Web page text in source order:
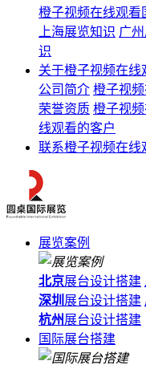
橙子视频在线观看
上海展览知识 广
识
关于橙子视频在线
公司简介 橙子视
荣誉资质 橙子视
线观看的客户
联系橙子视频在线
展览案例
北京展台设计搭建
深圳 展台设计搭建
杭州展台设计搭建
国际展台搭建